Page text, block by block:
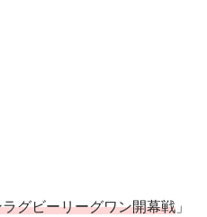
グビーリーグワン開幕戦 」